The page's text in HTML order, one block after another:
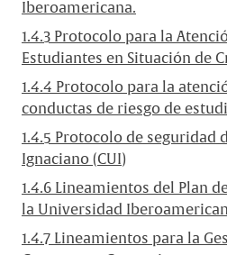
Iberoamericana.
1.4.3 Protocolo para la
Estudiantes en Situación de
1.4.4 Protocolo para la
conductas de riesgo de
1.4.5 Protocolo de seguridad
Ignaciano (CUI)
1.4.6 Lineamientos del Plan
la Universidad
1.4.7 Lineamientos para la